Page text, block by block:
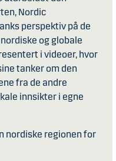
Nordic
perspektiv på de
og globale
i videoer, hvor
tanker om den
fra de andre
innsikter i egne
nordiske regionen for